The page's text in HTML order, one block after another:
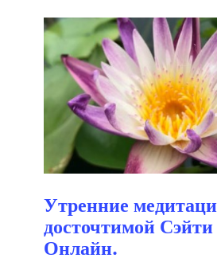
Утренние
досточтимой
Онлайн.